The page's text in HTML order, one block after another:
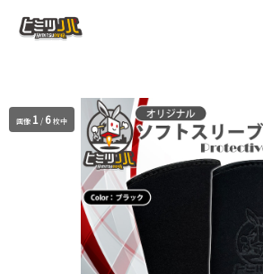
画像 1 / 6枚中